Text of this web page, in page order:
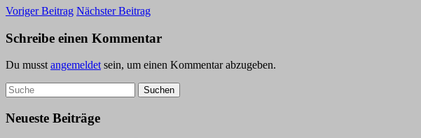
Voriger Beitrag Nächster Beitrag
Schreibe einen Kommentar
Du musstangemeldetsein, um einen Kommentar abzugeben.
Neueste Beiträge